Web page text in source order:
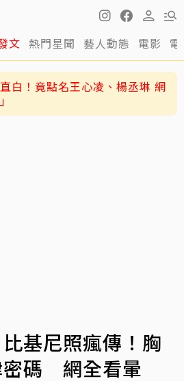
文 熱門星聞 藝人動態 電影
白！竟點名王心凌、楊丞琳 網
比基尼照瘋傳！胸
密碼 網全看暈